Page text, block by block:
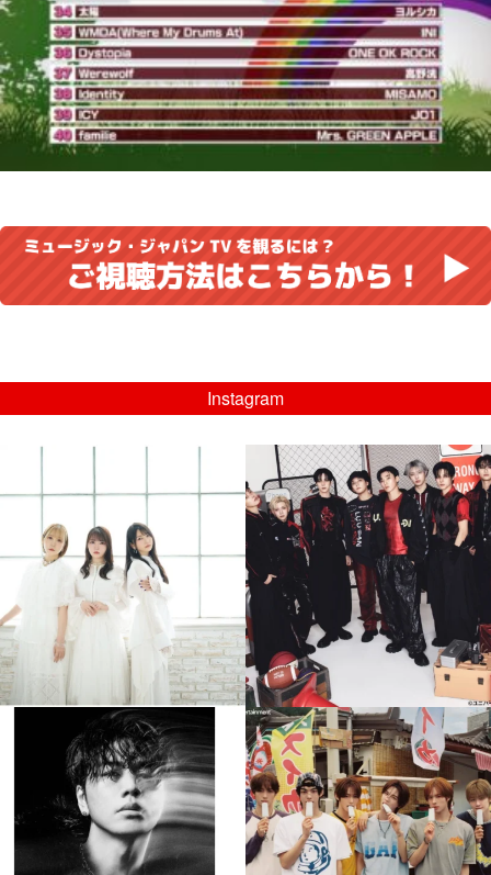
Instagram
💡8/5(水)特番放送！
...
8月 4
4 0
musicjapantv
💡08/05(水)23:00特番放送！
...
8月 4
4 0
musicjapantv
💡8月特番放送決定！
...
8月 4
608 0
musicjapantv
💡8月特番放送決定！
...
8月 4
6 0